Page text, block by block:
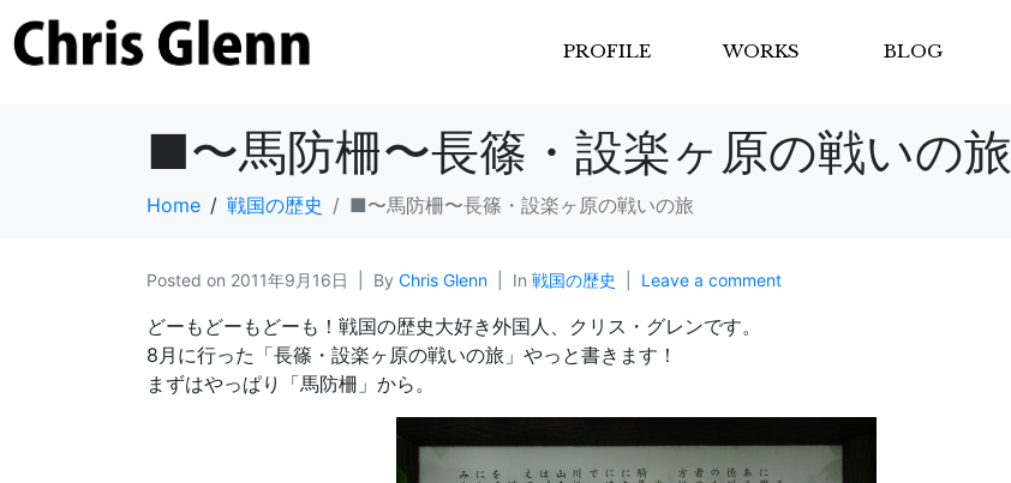
PROFILE WORKS BLOG
■〜馬防柵〜長篠・設楽ヶ原の戦いの旅
Home 戦国の歴史 ■〜馬防柵〜長篠・設楽ヶ原の戦いの旅
Posted on 2011年9月16日 By Chris Glenn In 戦国の歴史 Leave a comment
どーもどーもどーも！戦国の歴史大好き外国人、クリス・グレンです。
8月に行った「長篠・設楽ヶ原の戦いの旅」やっと書きます！
まずはやっぱり「馬防柵」から。